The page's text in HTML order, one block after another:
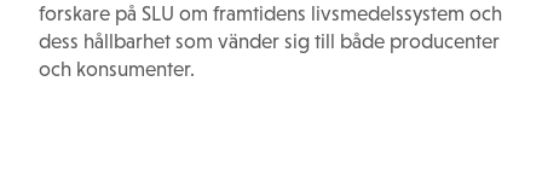
forskare på SLU om framtidens livsmedelssystem och
dess hållbarhet som vänder sig till både producenter
och konsumenter.